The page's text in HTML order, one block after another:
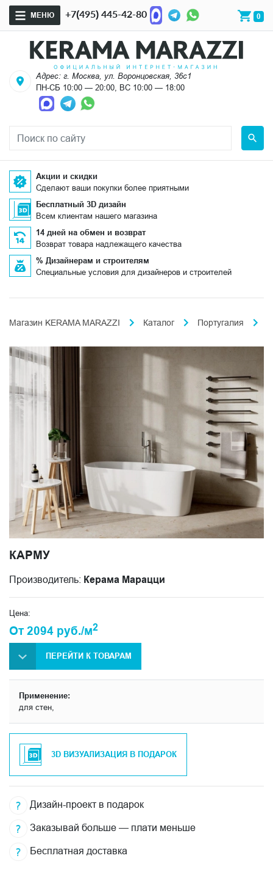
МЕНЮ +7(495) 445-42-80 0
Адрес: г. Москва, ул. Воронцовская, 36с1
ПН-СБ 10:00 — 20:00, ВС 10:00 — 18:00
Акции и скидки
Сделают ваши покупки более приятными
Бесплатный 3D дизайн
Всем клиентам нашего магазина
14 дней на обмен и возврат
Возврат товара надлежащего качества
% Дизайнерам и строителям
Специальные условия для дизайнеров и строителей
Магазин KERAMA MARAZZI Каталог Португалия
КАРМУ
Производитель: Керама Марацци
Цена:
От 2094 руб./м2
ПЕРЕЙТИ К ТОВАРАМ
Применение:
для стен,
3D ВИЗУАЛИЗАЦИЯ В ПОДАРОК
Дизайн-проект в подарок
Заказывай больше — плати меньше
Бесплатная доставка